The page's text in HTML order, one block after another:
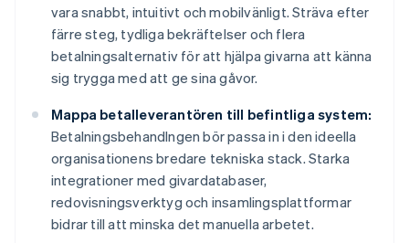
vara snabbt, intuitivt och mobilvänligt. Sträva efter
färre steg, tydliga bekräftelser och flera
betalningsalternativ för att hjälpa givarna att känna
sig trygga med att ge sina gåvor.
Mappa betalleverantören till befintliga system:
Betalningsbehandlngen bör passa in i den ideella
organisationens bredare tekniska stack. Starka
integrationer med givardatabaser,
redovisningsverktyg och insamlingsplattformar
bidrar till att minska det manuella arbetet.